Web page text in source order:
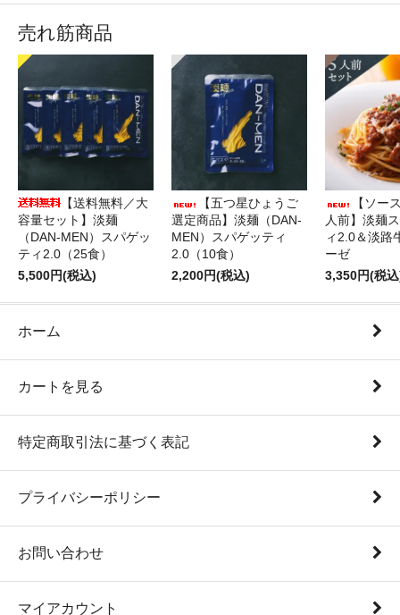
売れ筋商品
【送料無料／大
容量セット】淡麺
（DAN-MEN）スパゲッ
ティ2.0（25食）
5,500円(税込)
【五つ星ひょうご
選定商品】淡麺（DAN-
MEN）スパゲッティ
2.0（10食）
2,200円(税込)
【ソー
人前】淡麺
ィ2.0＆淡路
ーゼ
3,350円(税
ホーム
カートを見る
特定商取引法に基づく表記
プライバシーポリシー
お問い合わせ
マイアカウント